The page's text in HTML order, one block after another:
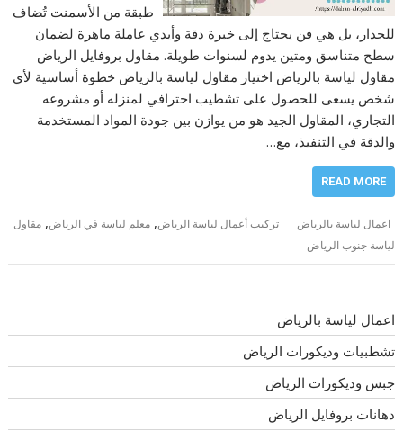
طبقة من الأسمنت تُضاف
للجدار، بل هي فن يحتاج إلى خبرة دقة وأيدي عاملة ماهرة لضمان
سطح متناسق ومتين يدوم لسنوات طويلة. مقاول بروفايل الرياض
مقاول لياسة بالرياض اختيار مقاول لياسة بالرياض خطوة أساسية لأي
شخص يسعى للحصول على تشطيب احترافي لمنزله أو مشروعه
التجاري، المقاول الجيد هو من يوازن بين جودة المواد المستخدمة
والدقة في التنفيذ، مع…
READ MORE
اعمال لياسة بالرياض تركيب أعمال لياسة الرياض,معلم لياسة في الرياض,مقاول
لياسة جنوب الرياض
اعمال لياسة بالرياض
تشطبيات وديكورات الرياض
جبس وديكورات الرياض
دهانات بروفايل الرياض